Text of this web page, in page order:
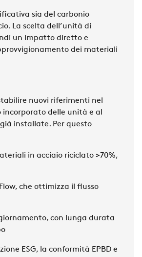
sia del carbonio
La scelta dell’unità di
un impatto diretto e
dei materiali
nuovi riferimenti nel
delle unità e al
installate. Per questo
in acciaio riciclato >70%,
, che ottimizza il flusso
, con
lunga durata
ESG, la conformità EPBD e